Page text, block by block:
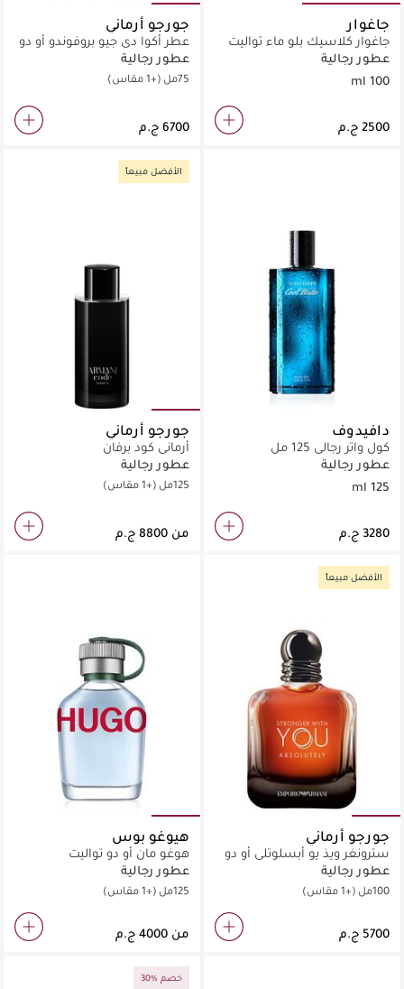
جاغوار
جاغوار كلاسيك بلو ماء تواليت
100 مل
عطور رجالية
100 ml
جورجو أرماني
عطر أكوا دي جيو بروفوندو أو دو
برفان
عطور رجالية
75مل (+1 مقاس)
دافيدوف
كول واتر رجالي 125 مل
عطور رجالية
125 ml
الأفضل مبيعاً
جورجو أرماني
أرماني كود برفان
عطور رجالية
125مل (+1 مقاس)
من
الأفضل مبيعاً
جورجو أرماني
سترونغر ويذ يو أبسلوتلي أو دو
برفان
عطور رجالية
100مل (+1 مقاس)
هيوغو بوس
هوغو مان أو دو تواليت
عطور رجالية
125مل (+1 مقاس)
من
30% خصم